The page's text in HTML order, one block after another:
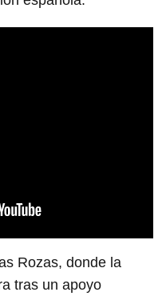
Rozas, donde la
tras un apoyo